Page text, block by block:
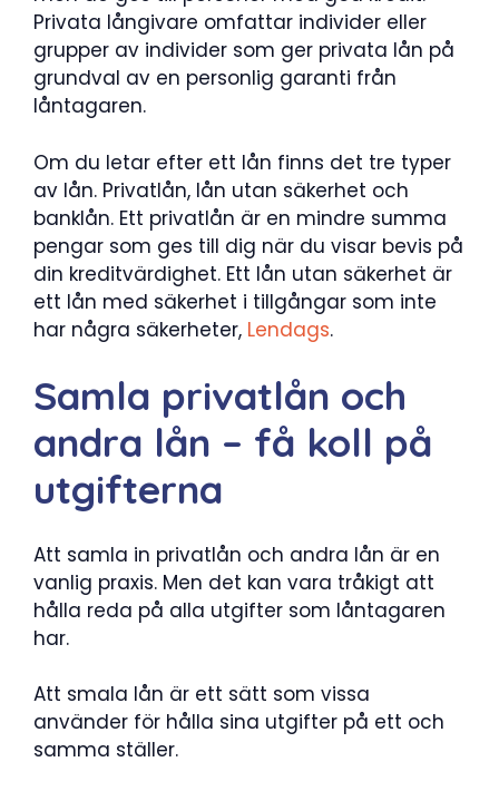
Privata långivare omfattar individer eller
grupper av individer som ger privata lån på
grundval av en personlig garanti från
låntagaren.
Om du letar efter ett lån finns det tre typer
av lån. Privatlån, lån utan säkerhet och
banklån. Ett privatlån är en mindre summa
pengar som ges till dig när du visar bevis på
din kreditvärdighet. Ett lån utan säkerhet är
ett lån med säkerhet i tillgångar som inte
har några säkerheter, Lendags.
Samla privatlån och
andra lån – få koll på
utgifterna
Att samla in privatlån och andra lån är en
vanlig praxis. Men det kan vara tråkigt att
hålla reda på alla utgifter som låntagaren
har.
Att smala lån är ett sätt som vissa
använder för hålla sina utgifter på ett och
samma ställer.